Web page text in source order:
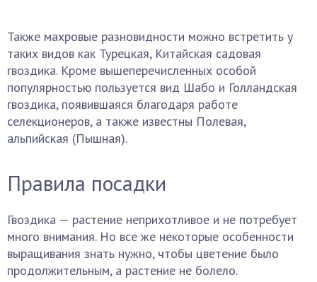
Также махровые разновидности можно встретить у
таких видов как Турецкая, Китайская садовая
гвоздика. Кроме вышеперечисленных особой
популярностью пользуется вид Шабо и Голландская
гвоздика, появившаяся благодаря работе
селекционеров, а также известны Полевая,
альпийская (Пышная).
Правила посадки
Гвоздика — растение неприхотливое и не потребует
много внимания. Но все же некоторые особенности
выращивания знать нужно, чтобы цветение было
продолжительным, а растение не болело.